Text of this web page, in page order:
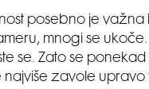
posebno je važna
mnogi se
se. Zato se
najviše zavole